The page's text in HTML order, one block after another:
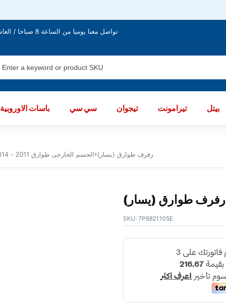
تواصل معنا يوميا من الساعة 8 صباحا / العاشرة مساءا عن طريق +966548616401
B8 باسات الاوروبية سي سي تيجوان تيرامونت بيتل
Body الجسم الخارجى طوارق 2011 - 2014 رفرف طوارق (يسار)
رفرف طوارق (يسار)
SKU: 7P6821105E